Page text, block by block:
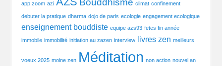
app zoom azi Bouddhisme climat confinement
debuter la pratique dharma dojo de paris ecologie engagement ecologique
enseignement bouddiste equipe azs93 fetes fin année
immobile immobilité initiation au zazen interview livres zen meilleurs
voeux 2025 moine zen Méditation non action nouvel an